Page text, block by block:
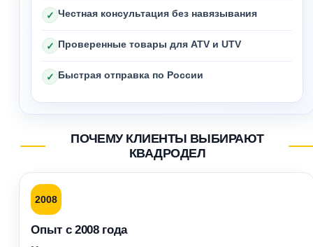
✓ Честная консультация без навязывания
✓ Проверенные товары для ATV и UTV
✓ Быстрая отправка по России
ПОЧЕМУ КЛИЕНТЫ ВЫБИРАЮТ
КВАДРОДЕЛ
2008
Опыт с 2008 года